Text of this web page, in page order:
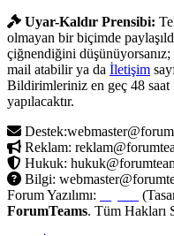
Uyar-Kaldır Prensibi:
olmayan bir biçimde
çiğnendiğini düşünüyorsanız;
mail atabilir ya da İletişim
Bildirimleriniz en geç 48
yapılacaktır.
Reklam:
Hukuk:
Bilgi:
Forum Yazılımı:
ForumTeams. Tüm Hakları